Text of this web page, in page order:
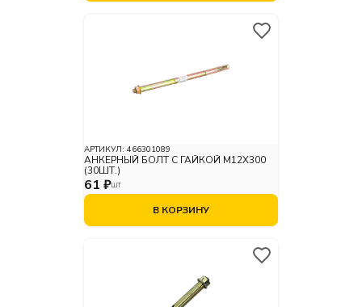
АРТИКУЛ: 466301089
АНКЕРНЫЙ БОЛТ С ГАЙКОЙ М12X300
(30ШТ.)
61 ₽ШТ
В КОРЗИНУ